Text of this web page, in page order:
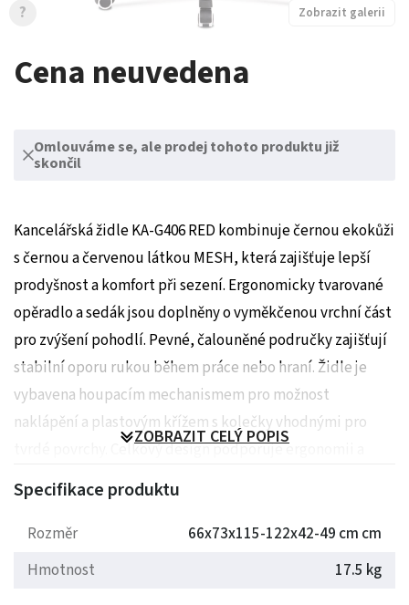
Cena neuvedena
Omlouváme se, ale prodej tohoto produktu již
skončil
Zobrazit galerii
?
Kancelářská židle KA-G406 RED kombinuje černou ekokůži
s černou a červenou látkou MESH, která zajišťuje lepší
prodyšnost a komfort při sezení. Ergonomicky tvarované
opěradlo a sedák jsou doplněny o vyměkčenou vrchní část
pro zvýšení pohodlí. Pevné, čalouněné područky zajišťují
stabilní oporu rukou během práce nebo hraní. Židle je
vybavena houpacím mechanismem pro možnost
naklápění a plastovým křížem s kolečky vhodnými pro
tvrdé povrchy. Celkový design podporuje ergonomii a
nabízí komfortní sezení bez možnosti nastavení výšky
opěradla či posuvu sedáku.
Rozměry: 66 x 73 x 115-123 x 49 cm
ZOBRAZIT CELÝ POPIS
Specifikace produktu
Rozměr
66x73x115-122x42-49 cm cm
Hmotnost
17.5 kg